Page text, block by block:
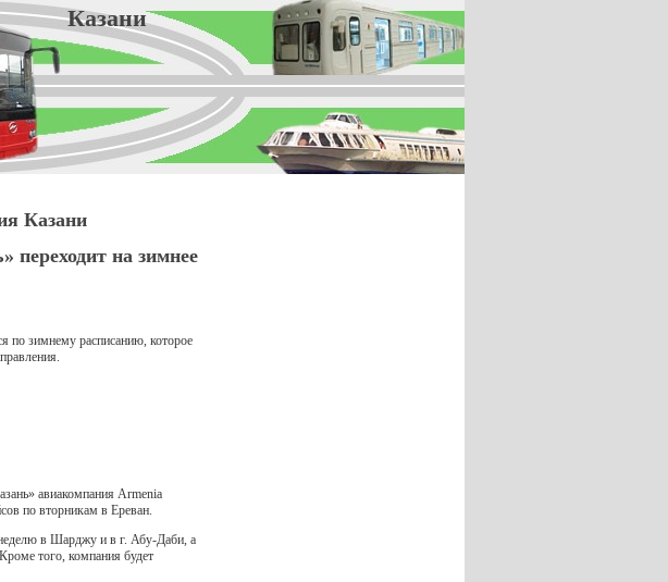
Казани
переходит на зимнее
по зимнему расписанию, которое
авиакомпания Armenia
по вторникам в Ереван.
в Шарджу и в г. Абу-Даби, а
того, компания будет